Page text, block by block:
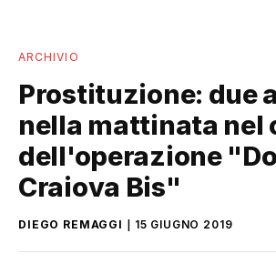
ARCHIVIO
Prostituzione: due
nella mattinata nel
dell'operazione
Craiova Bis"
DIEGO REMAGGI 15 GIUGNO 2019